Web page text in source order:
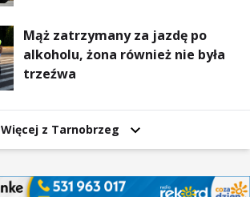
Mąż zatrzymany za jazdę po
alkoholu, żona również nie była
trzeźwa
Więcej z Tarnobrzeg